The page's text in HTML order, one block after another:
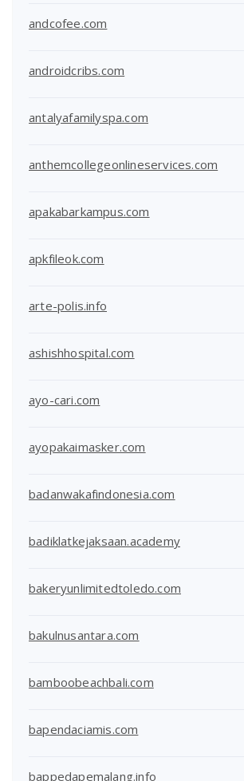
andcofee.com
androidcribs.com
antalyafamilyspa.com
anthemcollegeonlineservices.com
apakabarkampus.com
apkfileok.com
arte-polis.info
ashishhospital.com
ayo-cari.com
ayopakaimasker.com
badanwakafindonesia.com
badiklatkejaksaan.academy
bakeryunlimitedtoledo.com
bakulnusantara.com
bamboobeachbali.com
bapendaciamis.com
bappedapemalang.info